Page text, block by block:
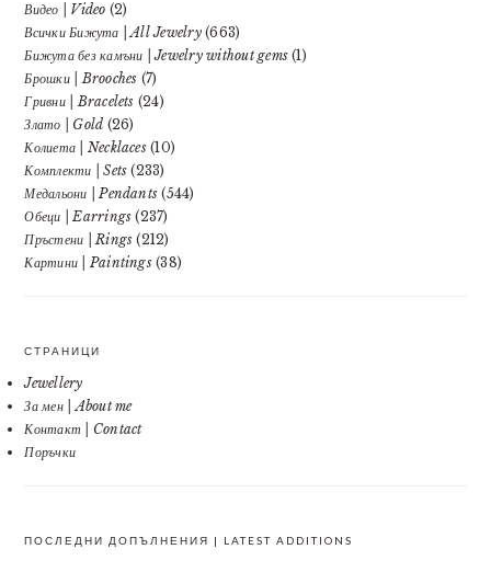
Видео | Video (2)
Всички Бижута | All Jewelry(663)
Бижута без камъни | Jewelry without gems (1)
Брошки | Brooches (7)
Гривни | Bracelets (24)
Злато | Gold (26)
Колиета | Necklaces(10)
Комплекти | Sets (233)
Медальони | Pendants (544)
Обеци | Earrings (237)
Пръстени | Rings (212)
Картини | Paintings(38)
СТРАНИЦИ
Jewellery
За мен | About me
Контакт | Contact
Поръчки
ПОСЛЕДНИ ДОПЪЛНЕНИЯ | LATEST ADDITIONS